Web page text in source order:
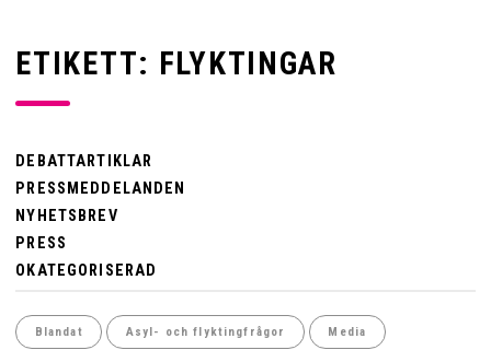
ETIKETT: FLYKTINGAR
DEBATTARTIKLAR
PRESSMEDDELANDEN
NYHETSBREV
PRESS
OKATEGORISERAD
Blandat Asyl- och flyktingfrågor Media